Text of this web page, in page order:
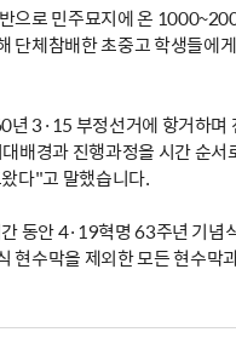
으로 민주묘지에 온
단체참배한 초중고 학생들에
년 3·15 부정선거에 항거하며
배경과 진행과정을 시간 순서
다"고 말했습니다.
동안 4·19혁명 63주년 기념
현수막을 제외한 모든 현수막